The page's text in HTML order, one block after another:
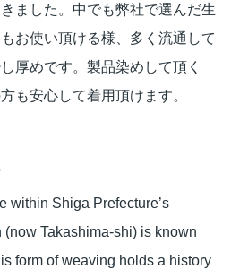
ました。中でも弊社で選んだ生
お使い頂ける様、多く流通して
厚めです。製品染めして頂く
も安心して着用頂けます。
within Shiga Prefecture’s
Takashima-shi) is known
form of weaving holds a history